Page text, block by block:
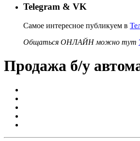
Telegram & VK
Самое интересное публикуем в
Общаться ОНЛАЙН можно тут
Продажа б/у